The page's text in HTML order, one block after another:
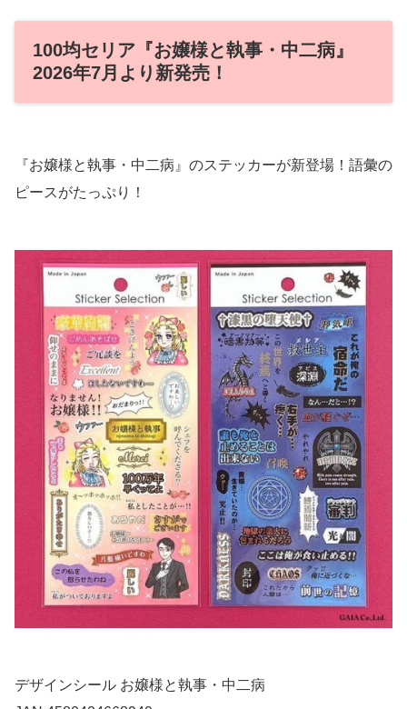
100均セリア『お嬢様と執事・中二病』
2026年7月より新発売！
『お嬢様と執事・中二病』のステッカーが新登場！語彙の
ピースがたっぷり！
デザインシール お嬢様と執事・中二病